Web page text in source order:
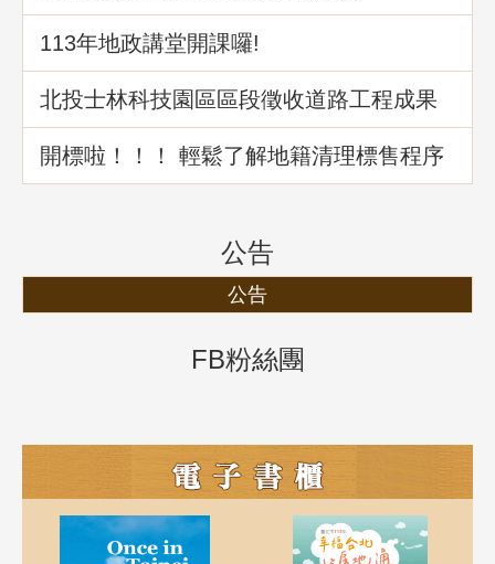
113年地政講堂開課囉!
北投士林科技園區區段徵收道路工程成果
介紹
開標啦！！！ 輕鬆了解地籍清理標售程序
公告
公告
FB粉絲團